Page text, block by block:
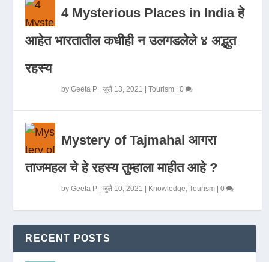
4 Mysterious Places in India हे
आहेत भारतातील कधीही न उलगडलेले ४ अद्भुत
रहस्य
byGeeta P |जुलै 13, 2021 |Tourism |0
Mystery of Tajmahal आगरा
ताजमहल चे हे रहस्य तुम्हाला माहीत आहे ?
byGeeta P |जुलै 10, 2021 Knowledge,Tourism |0
RECENT POSTS